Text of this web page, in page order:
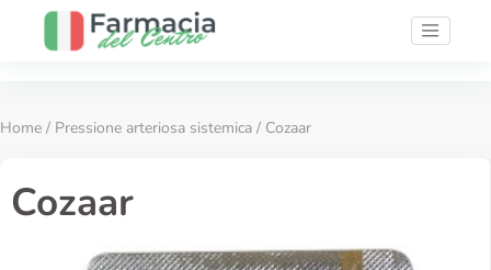
Home / Pressione arteriosa sistemica / Cozaar
Cozaar